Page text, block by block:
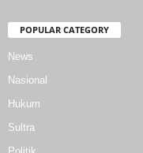
POPULAR CATEGORY
News
Nasional
Hukum
Sultra